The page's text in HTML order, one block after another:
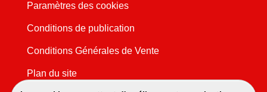
Paramètres des cookies
Conditions de publication
Conditions Générales de Vente
Plan du site